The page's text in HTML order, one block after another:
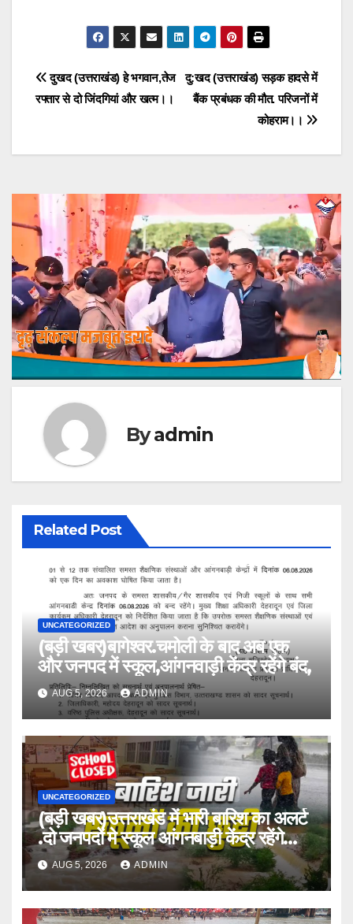
Post
navigation
दु:खद (उत्तराखंड) सड़क हादसे में
बैंक प्रबंधक की मौत. परिजनों में
कोहराम।।
दुखद (उत्तराखंड) हे भगवान,तेज
रफ्तार से दो जिंदगियां और खत्म।।
Byadmin
Related Post
UNCATEGORIZED
(बड़ी खबर)बागेश्वर.चमोली के बाद अब एक
और जनपद में स्कूल,आंगनवाड़ी केंद्र रहेंगे बंद,
AUG 5, 2026 ADMIN
UNCATEGORIZED
(बड़ी खबर)उत्तराखंड में भारी बारिश का अलर्ट
.दो जनपदों मे स्कूल आंगनबाड़ी केंद्र रहेंगे
बंद।AUG 5, 2026 ADMIN